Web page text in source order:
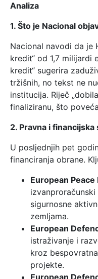
Analiza
1. Što je Nacional
Nacional navodi da je
kredit“ od 1,7 milijardi
kredit“ sugerira
tržišnih, no tekst ne
institucija. Riječ
finaliziranu, što
2. Pravna i
U posljednjih pet
financiranja obrane.
European Peace
sigurnosne
zemljama.
European
istraživanje i
kroz
projekte.
European